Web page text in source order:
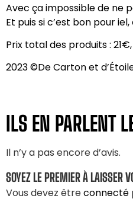
Avec ça impossible de ne
Et puis si c’est bon pour
Prix total des produits :
2023 ©De Carton et
ILS EN PARLENT
Il n’y a pas encore d’avis.
SOYEZ LE PREMIER À LAISSER
Vous devez êtreconnecté